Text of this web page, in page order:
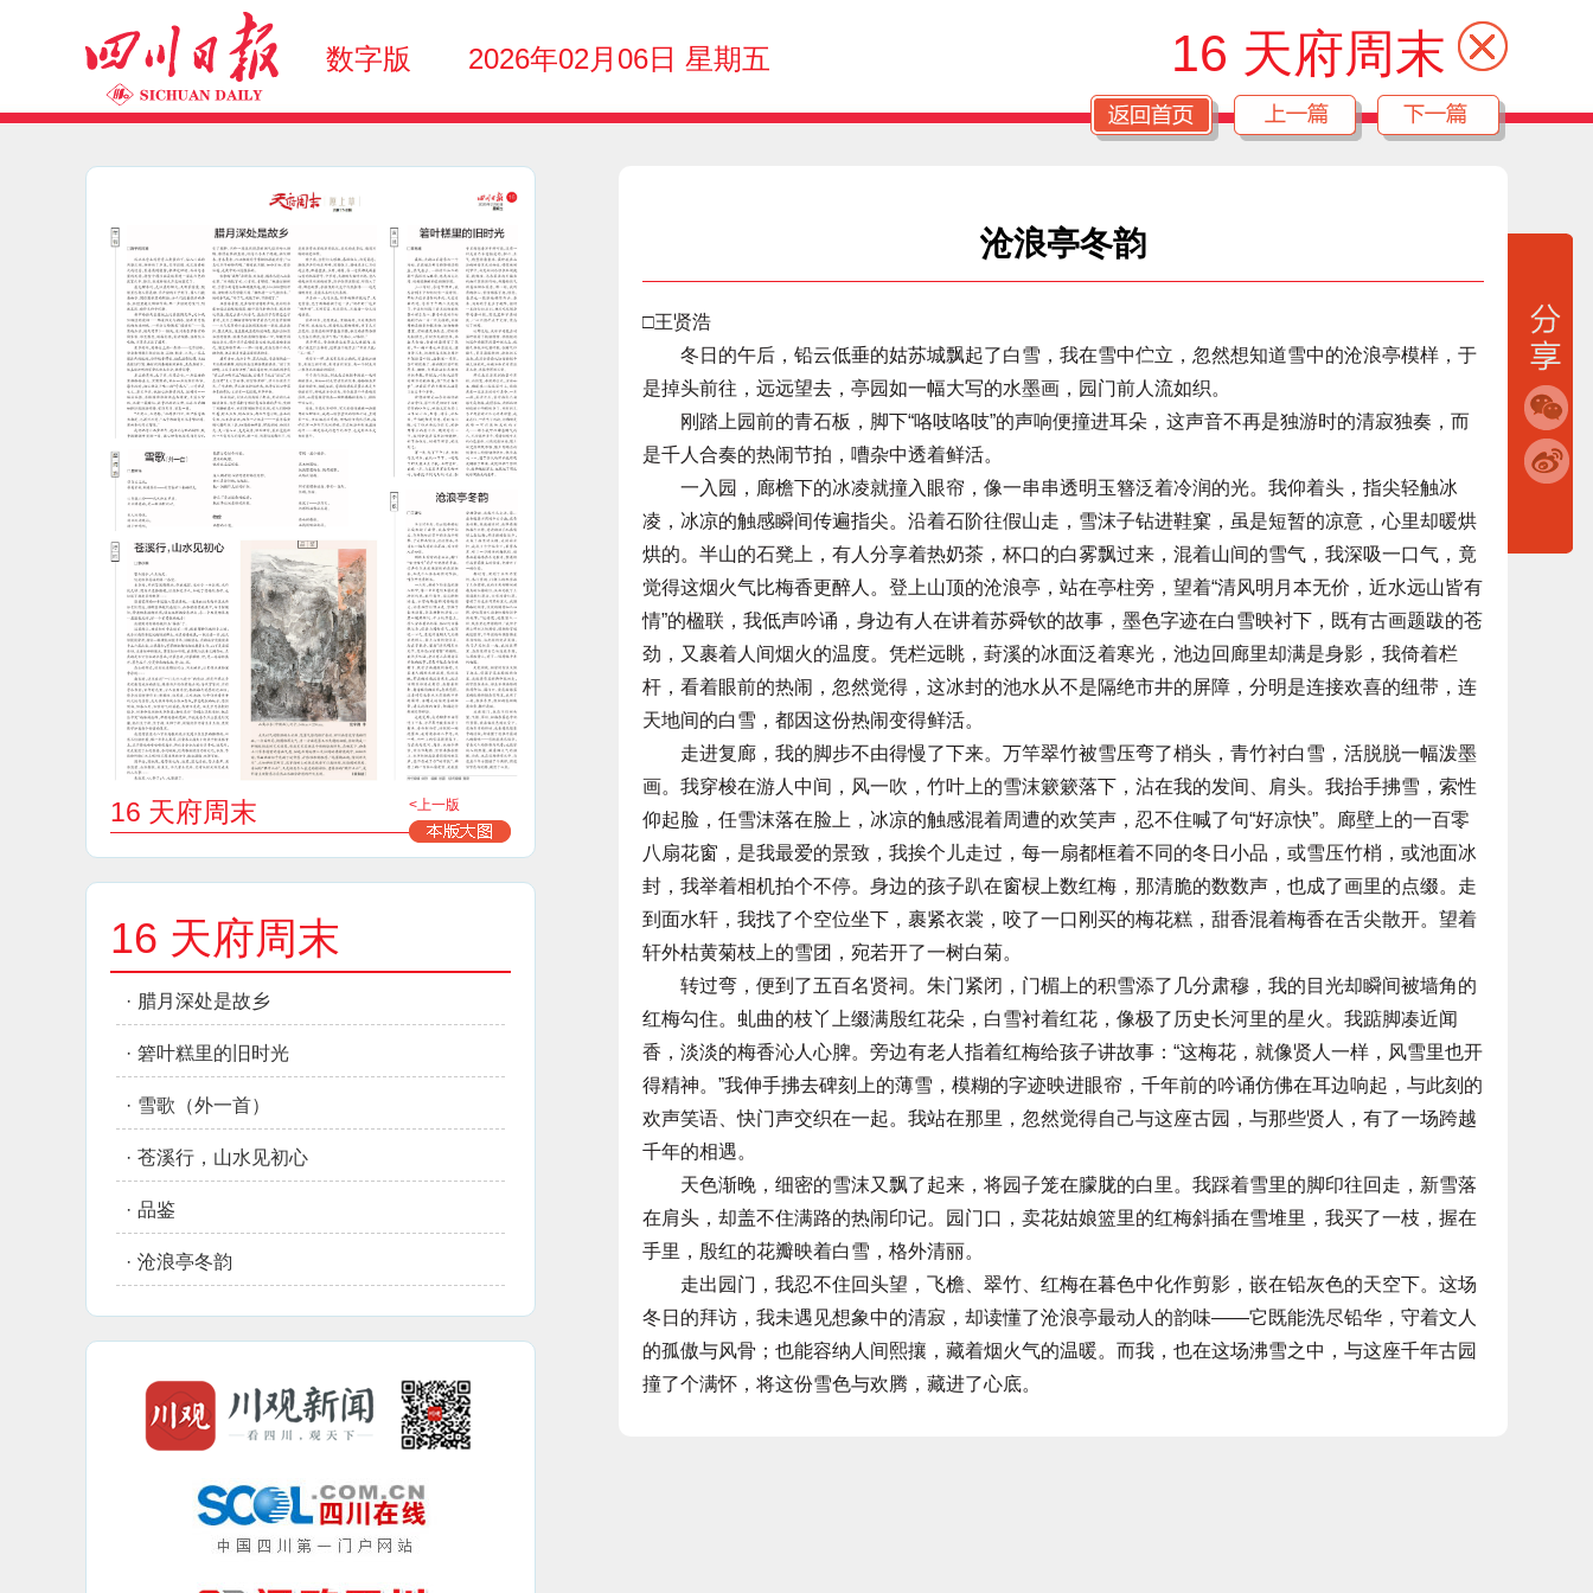
数字版 2026年02月06日 星期五 16 天府周末
16 天府周末 <上一版
16 天府周末
· 腊月深处是故乡
· 箬叶糕里的旧时光
· 雪歌（外一首）
· 苍溪行，山水见初心
· 品鉴
· 沧浪亭冬韵
沧浪亭冬韵
□王贤浩
冬日的午后，铅云低垂的姑苏城飘起了白雪，我在雪中伫立，忽然想知道雪中的沧浪亭模样，于
是掉头前往，远远望去，亭园如一幅大写的水墨画，园门前人流如织。
刚踏上园前的青石板，脚下“咯吱咯吱”的声响便撞进耳朵，这声音不再是独游时的清寂独奏，而
是千人合奏的热闹节拍，嘈杂中透着鲜活。
一入园，廊檐下的冰凌就撞入眼帘，像一串串透明玉簪泛着冷润的光。我仰着头，指尖轻触冰
凌，冰凉的触感瞬间传遍指尖。沿着石阶往假山走，雪沫子钻进鞋窠，虽是短暂的凉意，心里却暖烘
烘的。半山的石凳上，有人分享着热奶茶，杯口的白雾飘过来，混着山间的雪气，我深吸一口气，竟
觉得这烟火气比梅香更醉人。登上山顶的沧浪亭，站在亭柱旁，望着“清风明月本无价，近水远山皆有
情”的楹联，我低声吟诵，身边有人在讲着苏舜钦的故事，墨色字迹在白雪映衬下，既有古画题跋的苍
劲，又裹着人间烟火的温度。凭栏远眺，葑溪的冰面泛着寒光，池边回廊里却满是身影，我倚着栏
杆，看着眼前的热闹，忽然觉得，这冰封的池水从不是隔绝市井的屏障，分明是连接欢喜的纽带，连
天地间的白雪，都因这份热闹变得鲜活。
走进复廊，我的脚步不由得慢了下来。万竿翠竹被雪压弯了梢头，青竹衬白雪，活脱脱一幅泼墨
画。我穿梭在游人中间，风一吹，竹叶上的雪沫簌簌落下，沾在我的发间、肩头。我抬手拂雪，索性
仰起脸，任雪沫落在脸上，冰凉的触感混着周遭的欢笑声，忍不住喊了句“好凉快”。廊壁上的一百零
八扇花窗，是我最爱的景致，我挨个儿走过，每一扇都框着不同的冬日小品，或雪压竹梢，或池面冰
封，我举着相机拍个不停。身边的孩子趴在窗棂上数红梅，那清脆的数数声，也成了画里的点缀。走
到面水轩，我找了个空位坐下，裹紧衣裳，咬了一口刚买的梅花糕，甜香混着梅香在舌尖散开。望着
轩外枯黄菊枝上的雪团，宛若开了一树白菊。
转过弯，便到了五百名贤祠。朱门紧闭，门楣上的积雪添了几分肃穆，我的目光却瞬间被墙角的
红梅勾住。虬曲的枝丫上缀满殷红花朵，白雪衬着红花，像极了历史长河里的星火。我踮脚凑近闻
香，淡淡的梅香沁人心脾。旁边有老人指着红梅给孩子讲故事：“这梅花，就像贤人一样，风雪里也开
得精神。”我伸手拂去碑刻上的薄雪，模糊的字迹映进眼帘，千年前的吟诵仿佛在耳边响起，与此刻的
欢声笑语、快门声交织在一起。我站在那里，忽然觉得自己与这座古园，与那些贤人，有了一场跨越
千年的相遇。
天色渐晚，细密的雪沫又飘了起来，将园子笼在朦胧的白里。我踩着雪里的脚印往回走，新雪落
在肩头，却盖不住满路的热闹印记。园门口，卖花姑娘篮里的红梅斜插在雪堆里，我买了一枝，握在
手里，殷红的花瓣映着白雪，格外清丽。
走出园门，我忍不住回头望，飞檐、翠竹、红梅在暮色中化作剪影，嵌在铅灰色的天空下。这场
冬日的拜访，我未遇见想象中的清寂，却读懂了沧浪亭最动人的韵味——它既能洗尽铅华，守着文人
的孤傲与风骨；也能容纳人间熙攘，藏着烟火气的温暖。而我，也在这场沸雪之中，与这座千年古园
撞了个满怀，将这份雪色与欢腾，藏进了心底。